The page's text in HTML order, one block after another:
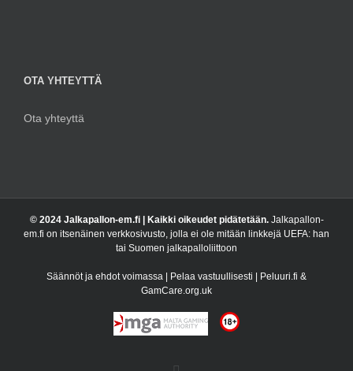
OTA YHTEYTTÄ
Ota yhteyttä
© 2024 Jalkapallon-em.fi | Kaikki oikeudet pidätetään.Jalkapallon-
em.fi on itsenäinen verkkosivusto, jolla ei ole mitään linkkejä UEFA: han
tai Suomen jalkapalloliittoon
Säännöt ja ehdot voimassa | Pelaa vastuullisesti | Peluuri.fi &
GamCare.org.uk